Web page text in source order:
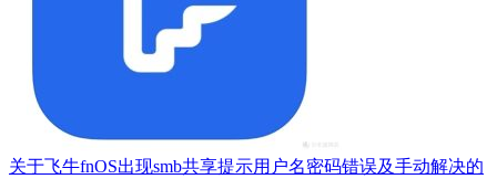
关于飞牛fnOS出现smb共享提示用户名密码错误及手动解决的